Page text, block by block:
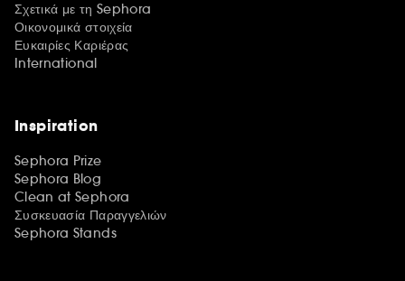
Σχετικά με τη Sephora
Οικονομικά στοιχεία
Ευκαιρίες Καριέρας
International
Inspiration
Sephora Prize
Sephora Blog
Clean at Sephora
Συσκευασία Παραγγελιών
Sephora Stands